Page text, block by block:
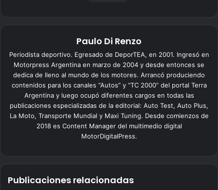
Paulo Di Renzo
Periodista deportivo. Egresado de DeporTEA, en 2001. Ingresó en
Motorpress Argentina en marzo de 2004 y desde entonces se
dedica de lleno al mundo de los motores. Arrancó produciendo
contenidos para los canales “Autos” y “TC 2000” del portal Terra
Argentina y luego ocupó diferentes cargos en todas las
publicaciones especializadas de la editorial: Auto Test, Auto Plus,
La Moto, Transporte Mundial y Maxi Tuning. Desde comienzos de
2018 es Content Manager del multimedio digital
MotorDigitalPress.
Publicaciones relacionadas